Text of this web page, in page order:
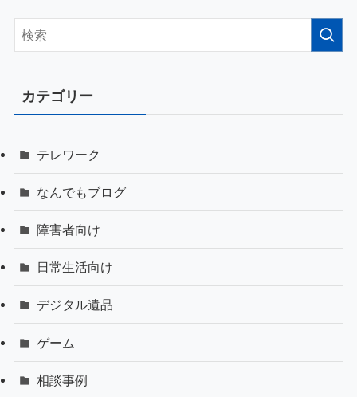
カテゴリー
テレワーク
なんでもブログ
障害者向け
日常生活向け
デジタル遺品
ゲーム
相談事例